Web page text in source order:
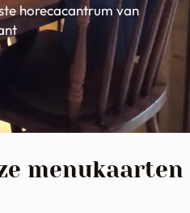
horecacantrum van
menukaarten